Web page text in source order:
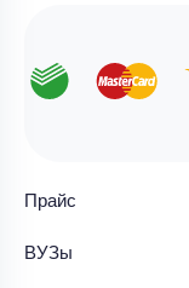
Прайс
ВУЗы